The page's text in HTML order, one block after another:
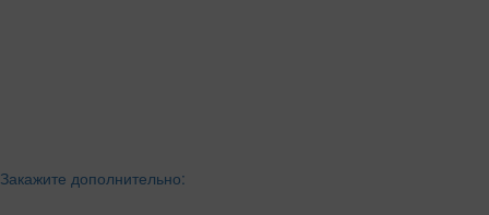
Закажите дополнительно: